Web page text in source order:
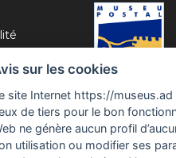
sur les cookies
site Internet https://
de tiers pour le bon
ne génère aucun profil
utilisation ou modifier ses